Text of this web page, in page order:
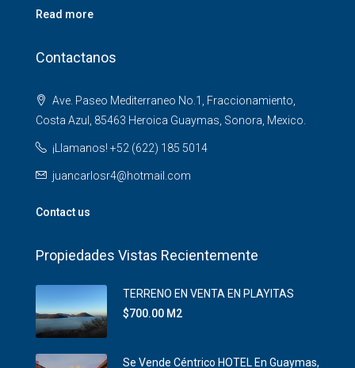
Read more
Contactanos
Ave. Paseo Mediterraneo No.1, Fraccionamiento,
Costa Azul, 85463 Heroica Guaymas, Sonora, Mexico.
¡Llamanos! +52 (622) 185 5014
juancarlosr4@hotmail.com
Contact us
Propiedades Vistas Recientemente
TERRENO EN VENTA EN PLAYITAS
$700.00 M2
Se Vende Céntrico HOTEL En Guaymas,